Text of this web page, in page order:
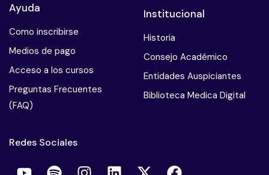
Ayuda
Como inscribirse
Medios de pago
Acceso a los cursos
Preguntas Frecuentes
(FAQ)
Institucional
Historia
Consejo Académico
Entidades Auspiciantes
Biblioteca Medica Digital
Redes Sociales